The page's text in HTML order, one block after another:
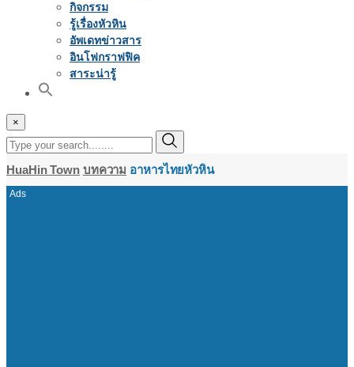
กิจกรรม
รู้เรื่องหัวหิน
อัพเดทข่าวสาร
อินโฟกราฟฟิค
สาระน่ารู้
×
HuaHin Town บทความ อาหารไทยหัวหิน